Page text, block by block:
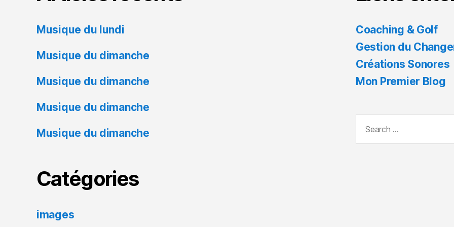
Musique du lundi
Musique du dimanche
Musique du dimanche
Musique du dimanche
Musique du dimanche
Catégories
images
Coaching & Golf
Gestion du
Créations Sonores
Mon Premier Blog
for: